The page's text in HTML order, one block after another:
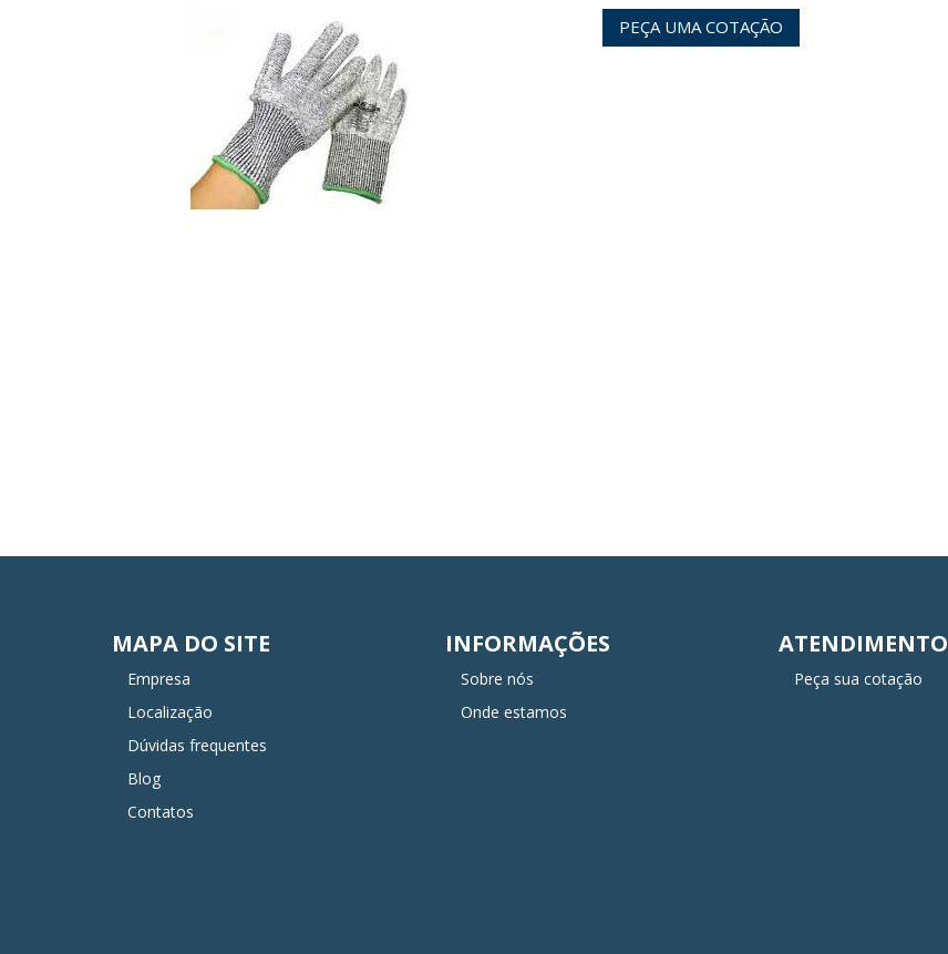
PEÇA UMA COTAÇÃO
MAPA DO SITE
Empresa
Localização
Dúvidas frequentes
Blog
Contatos
INFORMAÇÕES
Sobre nós
Onde estamos
ATENDIMENTO
Peça sua cotação